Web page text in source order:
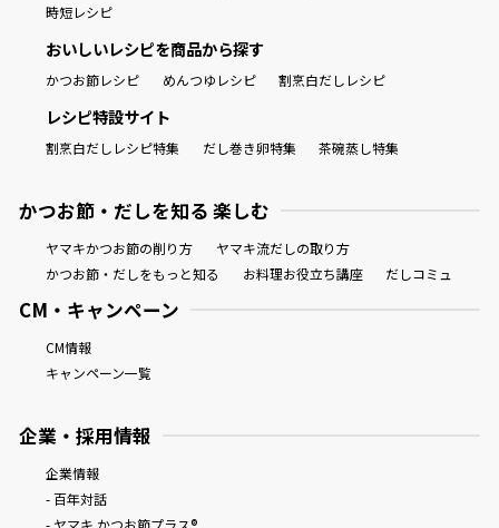
時短レシピ
おいしいレシピを商品から探す
かつお節レシピ めんつゆレシピ 割烹白だしレシピ
レシピ特設サイト
割烹白だしレシピ特集 だし巻き卵特集 茶碗蒸し特集
かつお節・だしを知る 楽しむ
ヤマキかつお節の削り方
ヤマキ流だしの取り方
かつお節・だしをもっと知る
お料理お役立ち講座 だしコミュ
CM・キャンペーン
CM情報
キャンペーン一覧
企業・採用情報
企業情報
- 百年対話
- ヤマキ かつお節プラス®